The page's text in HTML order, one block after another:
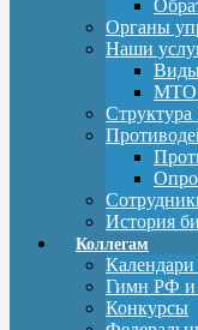
Органы
Наши
МТО
История
Коллегам
Календари
Гимн РФ и
Конкурсы